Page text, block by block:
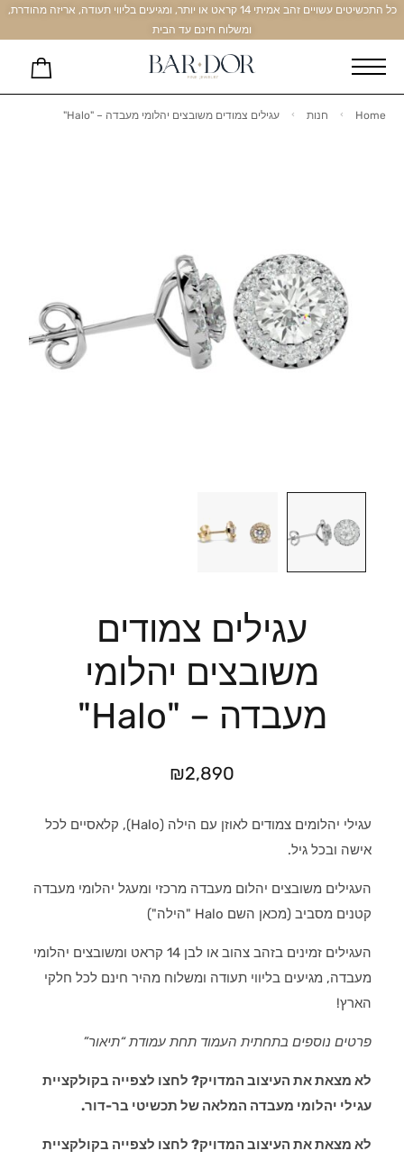
כל התכשיטים עשויים זהב אמיתי 14 קראט או יותר, ומגיעים בליווי תעודה, אריזה מהודרת,
ומשלוח חינם עד הבית
Home חנות עגילים צמודים משובצים יהלומי מעבדה – "Halo"
עגילים צמודים
משובצים יהלומי
מעבדה – "Halo"
₪2,890
עגילי יהלומים צמודים לאוזן עם הילה (Halo), קלאסיים לכל
אישה ובכל גיל.
העגילים משובצים יהלום מעבדה מרכזי ומעגל יהלומי מעבדה
קטנים מסביב (מכאן השם Halo "הילה")
העגילים זמינים בזהב צהוב או לבן 14 קראט ומשובצים יהלומי
מעבדה, מגיעים בליווי תעודה ומשלוח מהיר חינם לכל חלקי
הארץ!
פרטים נוספים בתחתית העמוד תחת עמודת “תיאור”
לא מצאת את העיצוב המדויק? לחצו לצפייה בקולקציית
עגילי יהלומי מעבדה המלאה של תכשיטי בר-דור.
לא מצאת את העיצוב המדויק? לחצו לצפייה בקולקציית